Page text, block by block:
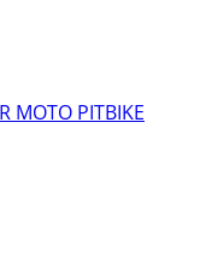
MOTO PITBIKE